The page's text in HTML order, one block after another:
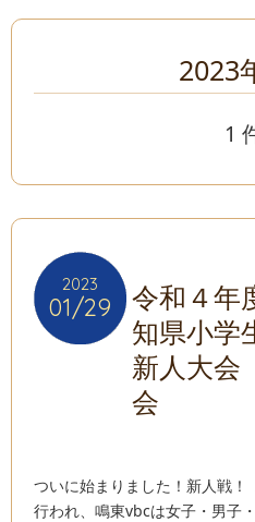
2023
1
2023
01/29
2023
01/29
令和４年
知県小学
新人大
会
ついに始まりました！新人戦
行われ、鳴東vbcは女子・男子